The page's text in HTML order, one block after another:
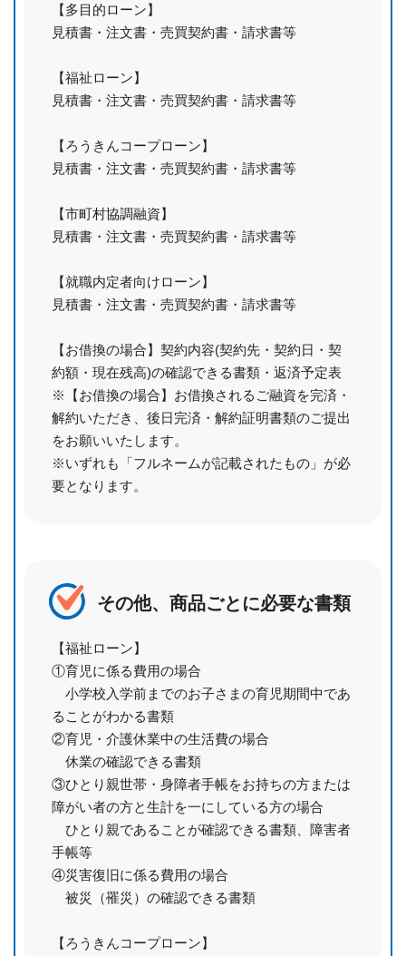
【多目的ローン】
見積書・注文書・売買契約書・請求書等
【福祉ローン】
見積書・注文書・売買契約書・請求書等
【ろうきんコープローン】
見積書・注文書・売買契約書・請求書等
【市町村協調融資】
見積書・注文書・売買契約書・請求書等
【就職内定者向けローン】
見積書・注文書・売買契約書・請求書等
【お借換の場合】契約内容(契約先・契約日・契
約額・現在残高)の確認できる書類・返済予定表
※【お借換の場合】お借換されるご融資を完済・
解約いただき、後日完済・解約証明書類のご提出
をお願いいたします。
※いずれも「フルネームが記載されたもの」が必
要となります。
その他、商品ごとに必要な書類
【福祉ローン】
①育児に係る費用の場合
小学校入学前までのお子さまの育児期間中であ
ることがわかる書類
②育児・介護休業中の生活費の場合
休業の確認できる書類
③ひとり親世帯・身障者手帳をお持ちの方または
障がい者の方と生計を一にしている方の場合
ひとり親であることが確認できる書類、障害者
手帳等
④災害復旧に係る費用の場合
被災（罹災）の確認できる書類
【ろうきんコープローン】